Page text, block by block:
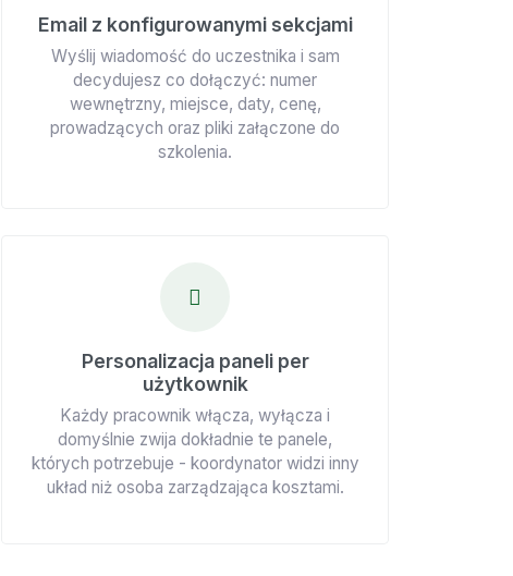
Email z konfigurowanymi sekcjami
Wyślij wiadomość do uczestnika i sam
decydujesz co dołączyć: numer
wewnętrzny, miejsce, daty, cenę,
prowadzących oraz pliki załączone do
szkolenia.
Personalizacja paneli per
użytkownik
Każdy pracownik włącza, wyłącza i
domyślnie zwija dokładnie te panele,
których potrzebuje - koordynator widzi inny
układ niż osoba zarządzająca kosztami.